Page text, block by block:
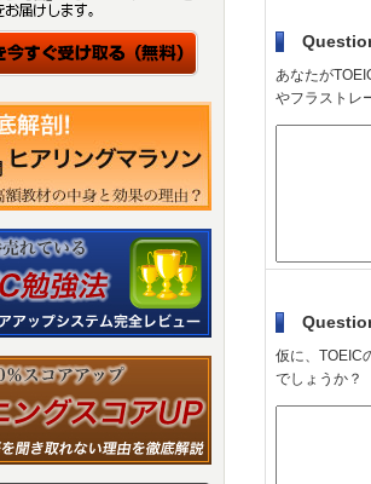
あなたが
やフラストレ
仮に、TOEIC
でしょうか？